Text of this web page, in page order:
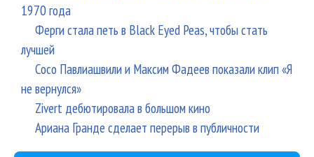
1970 года
Ферги стала петь в Black Eyed Peas, чтобы стать
лучшей
Сосо Павлиашвили и Максим Фадеев показали клип «Я
не вернулся»
Zivert дебютировала в большом кино
Ариана Гранде сделает перерыв в публичности